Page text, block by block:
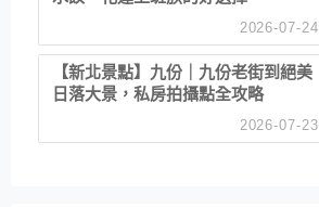
2026-07-24
【新北景點】九份｜九份老街到絕美
日落大景，私房拍攝點全攻略
2026-07-23